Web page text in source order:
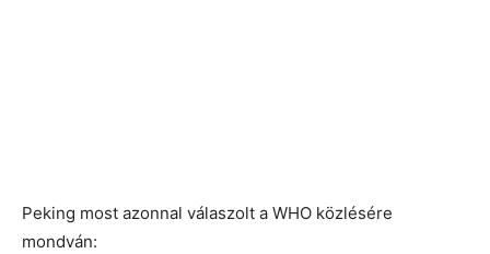
Peking most azonnal válaszolt a WHO közlésére
mondván: